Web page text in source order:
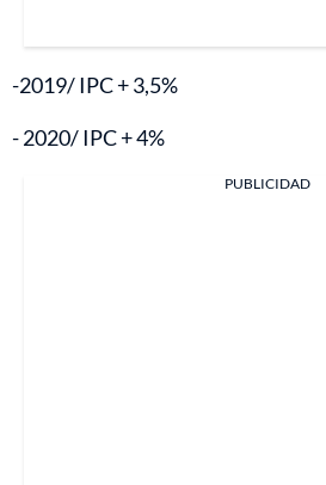
-2019/ IPC + 3,5%
- 2020/ IPC + 4%
PUBLICIDAD